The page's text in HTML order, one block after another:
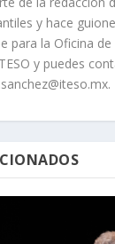
y hace
para la Oficina
y puedes